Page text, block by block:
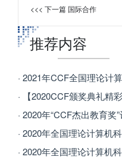
<<< 下一篇 国际合作
推荐内容
· 2021年CCF全国理论计
· 【2020CCF颁奖典礼精
· 2020年“CCF杰出教育奖
· 2020年全国理论计算机